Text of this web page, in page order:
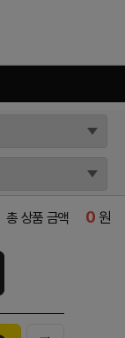
총 상품 금액 0 원